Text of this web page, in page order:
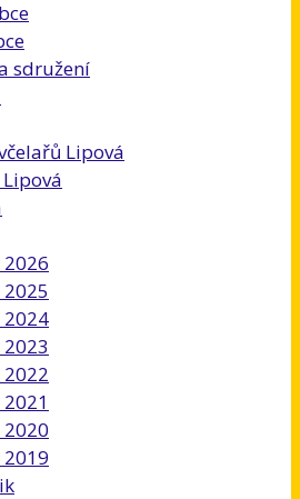
sdružení
Lipová